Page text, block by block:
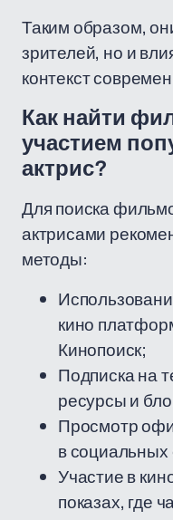
Таким образом,
зрителей, но и
контекст
Как найти
участием
актрис?
Для поиска
актрисами
методы:
кино
Кинопоиск;
Подписка на
ресурсы и
Просмотр
в социальных
Участие в
показах, где